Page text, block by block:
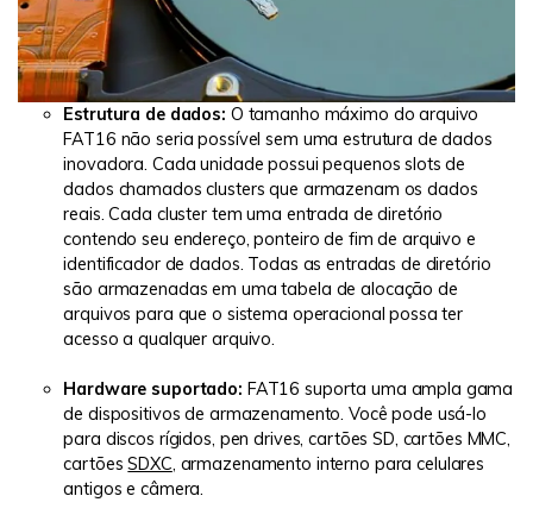
Estrutura de dados: O tamanho máximo do arquivo
FAT16 não seria possível sem uma estrutura de dados
inovadora. Cada unidade possui pequenos slots de
dados chamados clusters que armazenam os dados
reais. Cada cluster tem uma entrada de diretório
contendo seu endereço, ponteiro de fim de arquivo e
identificador de dados. Todas as entradas de diretório
são armazenadas em uma tabela de alocação de
arquivos para que o sistema operacional possa ter
acesso a qualquer arquivo.
Hardware suportado: FAT16 suporta uma ampla gama
de dispositivos de armazenamento. Você pode usá-lo
para discos rígidos, pen drives, cartões SD, cartões MMC,
cartõesSDXC, armazenamento interno para celulares
antigos e câmera.